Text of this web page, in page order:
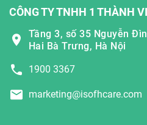
CÔNG TY TNHH 1 THÀNH
Tầng 3, số 35 Nguyễn
Hai Bà Trưng, Hà Nội
1900 3367
marketing@isofhcare.com